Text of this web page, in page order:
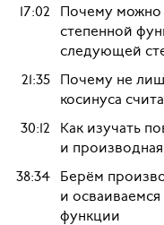
17:02 Почему можно
степенной
следующей
21:35 Почему не
косинуса
30:12 Как изучать
и производная
38:34 Берём
и
функции